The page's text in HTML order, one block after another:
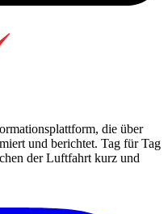
die über
und berichtet. Tag für Tag
der Luftfahrt kurz und